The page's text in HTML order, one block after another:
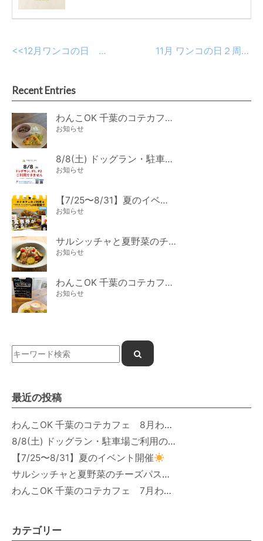
11月 ワンコの日２周年！牛肉のステーキ丼
<<12月ワンコの日 カラフル野菜と鶏肉のキッシュ
Recent Entries
わんこOK 千葉のコテカフェ 8月わんこの日 オートミールdeローストビーフライス
お知らせ
8/8(土) ドッグラン・駐車場ご利用のお知らせ
お知らせ
【7/25〜8/31】夏のイベント開催
お知らせ
サルシッチャと夏野菜のチーズパスタ期間限定新メニュー登場！
お知らせ
わんこOK 千葉のコテカフェ 7月わんこの日 白身魚とカラフルやさいのオムレツ
お知らせ
最近の投稿
わんこOK 千葉のコテカフェ 8月わんこの日 オートミールdeローストビーフライス
8/8(土) ドッグラン・駐車場ご利用のお知らせ
【7/25〜8/31】夏のイベント開催
サルシッチャと夏野菜のチーズパスタ期間限定新メニュー登場！
わんこOK 千葉のコテカフェ 7月わんこの日 白身魚とカラフルやさいのオムレツ
カテゴリー